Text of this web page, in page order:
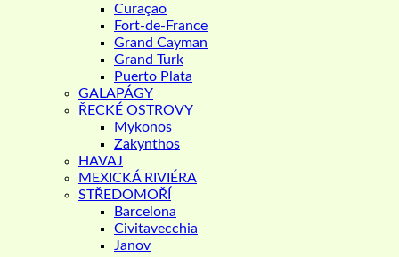
Curaçao
Fort-de-France
Grand Cayman
Grand Turk
Puerto Plata
GALAPÁGY
ŘECKÉ OSTROVY
Mykonos
Zakynthos
HAVAJ
MEXICKÁ RIVIÉRA
STŘEDOMOŘÍ
Barcelona
Civitavecchia
Janov